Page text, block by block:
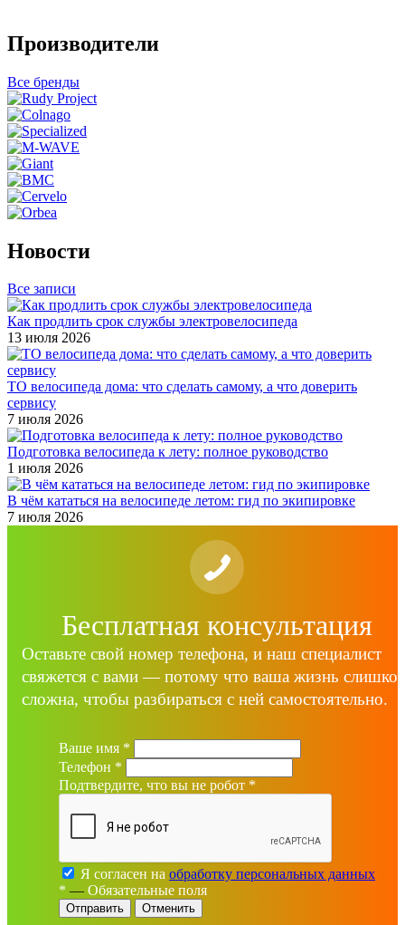
Производители
Все бренды
Новости
Все записи
Как продлить срок службы электровелосипеда
13 июля 2026
ТО велосипеда дома: что сделать самому, а что доверить
сервису
7 июля 2026
Подготовка велосипеда к лету: полное руководство
1 июля 2026
В чём кататься на велосипеде летом: гид по экипировке
7 июля 2026
Бесплатная консультация
Оставьте свой номер телефона, и наш специалист
свяжется с вами — потому что ваша жизнь
сложна, чтобы разбираться с ней самостоятельно.
Ваше имя *
Телефон *
Подтвердите, что вы не робот *
Я согласен на обработку персональных данных
* — Обязательные поля
Отменить